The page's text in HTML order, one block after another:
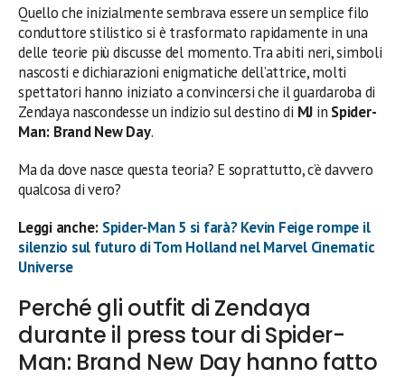
Quello che inizialmente sembrava essere un semplice filo
conduttore stilistico si è trasformato rapidamente in una
delle teorie più discusse del momento. Tra abiti neri, simboli
nascosti e dichiarazioni enigmatiche dell’attrice, molti
spettatori hanno iniziato a convincersi che il guardaroba di
Zendaya nascondesse un indizio sul destino di MJ in Spider-
Man: Brand New Day.
Ma da dove nasce questa teoria? E soprattutto, c’è davvero
qualcosa di vero?
Leggi anche: Spider-Man 5 si farà? Kevin Feige rompe il
silenzio sul futuro di Tom Holland nel Marvel Cinematic
Universe
Perché gli outfit di Zendaya
durante il press tour di Spider-
Man: Brand New Day hanno fatto